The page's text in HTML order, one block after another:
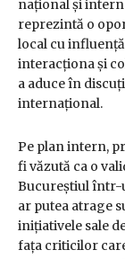
național și
reprezintă o
local cu
interacționa și
a aduce în
internațional.
Pe plan intern,
fi văzută ca o
Bucureștiul într-
ar putea atrage
inițiativele sale
fața criticilor